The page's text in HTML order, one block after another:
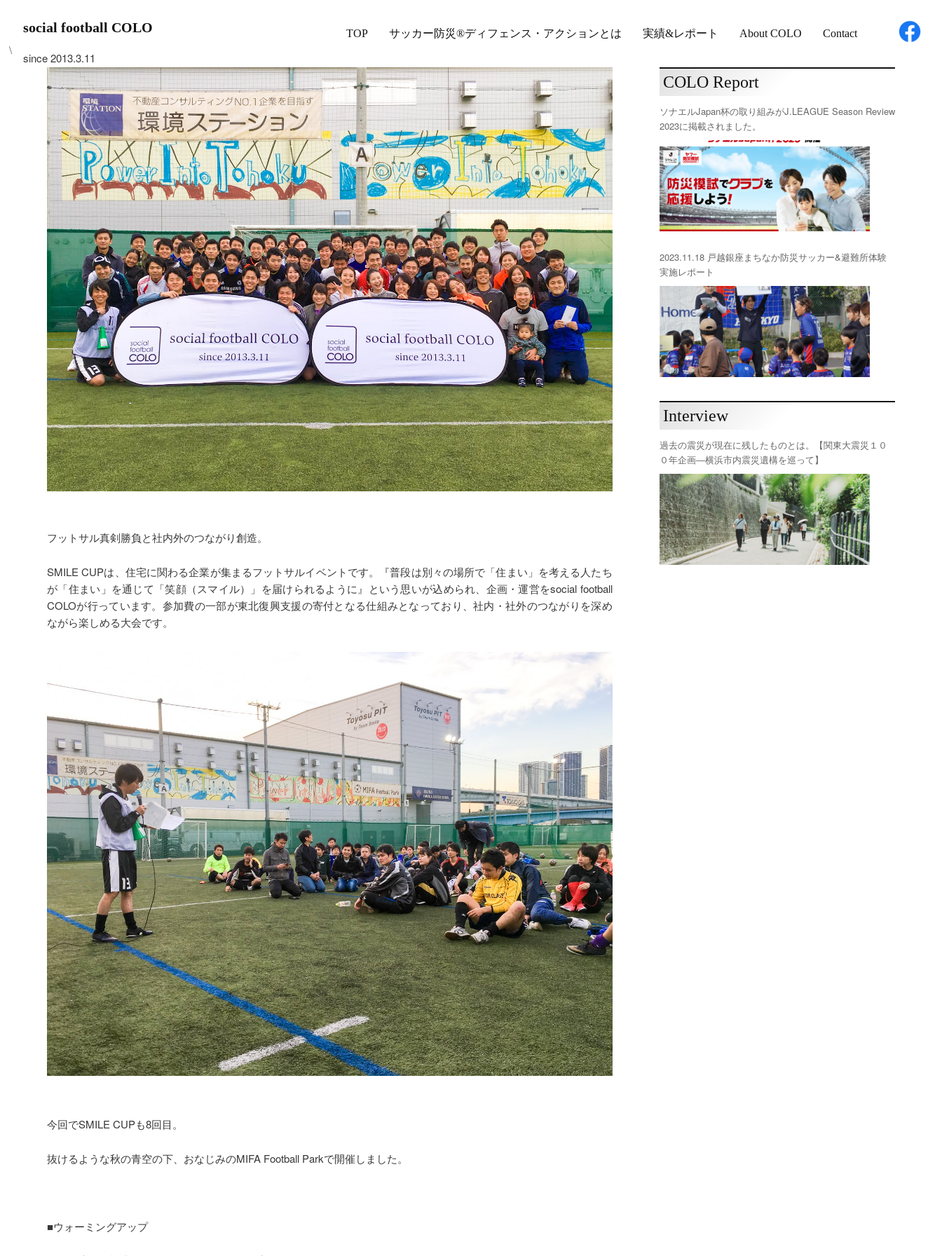
social football COLO
menu
Skip
to
primary
content
TOP サッカー防災®︎ディフェンス・アクションとは 実績&レポート About COLO Contact
\
since 2013.3.11
フットサル真剣勝負と社内外のつながり創造。
SMILE CUPは、住宅に関わる企業が集まるフットサルイベントです。『普段は別々の場所で「住まい」を考える人たち
が「住まい」を通じて「笑顔（スマイル）」を届けられるように』という思いが込められ、企画・運営をsocial football
COLOが行っています。参加費の一部が東北復興支援の寄付となる仕組みとなっており、社内・社外のつながりを深め
ながら楽しめる大会です。
今回でSMILE CUPも8回目。
抜けるような秋の青空の下、おなじみのMIFA Football Parkで開催しました。
■ウォーミングアップ
COLO Report
ソナエルJapan杯の取り組みがJ.LEAGUE Season Review
2023に掲載されました。
2023.11.18 戸越銀座まちなか防災サッカー&避難所体験
実施レポート
Interview
過去の震災が現在に残したものとは。【関東大震災１０
０年企画―横浜市内震災遺構を巡って】